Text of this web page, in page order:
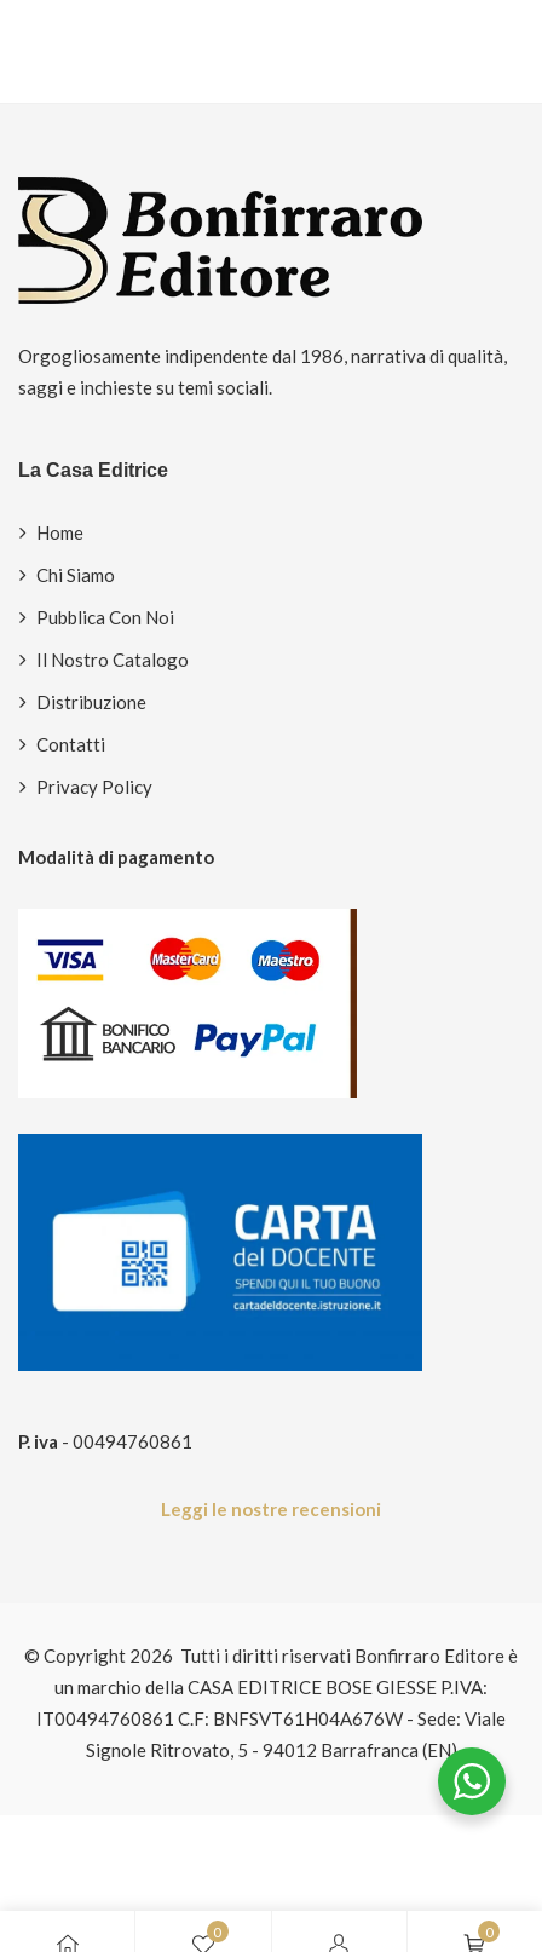
0 0
Orgogliosamente indipendente dal 1986, narrativa di qualità,
saggi e inchieste su temi sociali.
La Casa Editrice
Home
Chi Siamo
Pubblica Con Noi
Il Nostro Catalogo
Distribuzione
Contatti
Privacy Policy
Modalità di pagamento
P. iva - 00494760861
Leggi le nostre recensioni
© Copyright 2026 Tutti i diritti riservati Bonfirraro Editore è
un marchio della CASA EDITRICE BOSE GIESSE P.IVA:
IT00494760861 C.F: BNFSVT61H04A676W - Sede: Viale
Signole Ritrovato, 5 - 94012 Barrafranca (EN)